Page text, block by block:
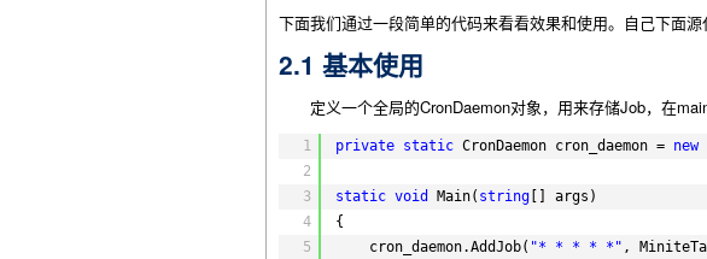
下面我们通过一段简单的代码来看看效果和使用。自己下面
2.1 基本使用
定义一个全局的CronDaemon对象，用来存储Job，在
1
2
3
4
5
private static CronDaemon cron_daemon = new
static void Main( string [] args)
{
cron_daemon.AddJob( "* * * * *" ,